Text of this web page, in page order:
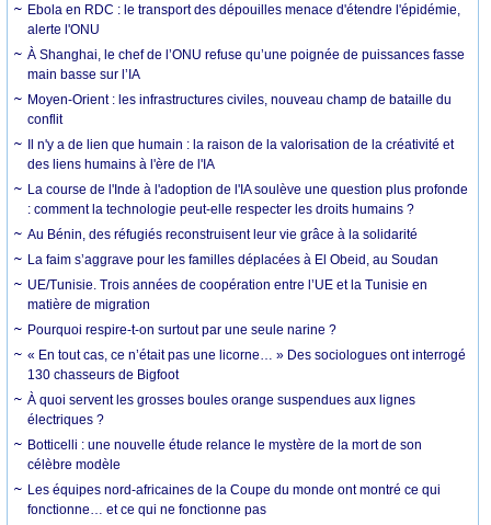
Ebola en RDC : le transport des dépouilles menace d'étendre l'épidémie,
alerte l'ONU
À Shanghai, le chef de l’ONU refuse qu’une poignée de puissances fasse
main basse sur l’IA
Moyen-Orient : les infrastructures civiles, nouveau champ de bataille du
conflit
Il n'y a de lien que humain : la raison de la valorisation de la créativité et
des liens humains à l'ère de l'IA
La course de l'Inde à l'adoption de l'IA soulève une question plus profonde
: comment la technologie peut-elle respecter les droits humains ?
Au Bénin, des réfugiés reconstruisent leur vie grâce à la solidarité
La faim s’aggrave pour les familles déplacées à El Obeid, au Soudan
UE/Tunisie. Trois années de coopération entre l’UE et la Tunisie en
matière de migration
Pourquoi respire-t-on surtout par une seule narine ?
« En tout cas, ce n’était pas une licorne… » Des sociologues ont interrogé
130 chasseurs de Bigfoot
À quoi servent les grosses boules orange suspendues aux lignes
électriques ?
Botticelli : une nouvelle étude relance le mystère de la mort de son
célèbre modèle
Les équipes nord-africaines de la Coupe du monde ont montré ce qui
fonctionne… et ce qui ne fonctionne pas